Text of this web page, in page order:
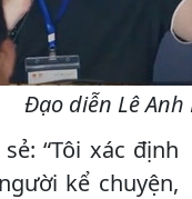
Đạo diễn Lê Anh
“Tôi xác định
kể chuyện,